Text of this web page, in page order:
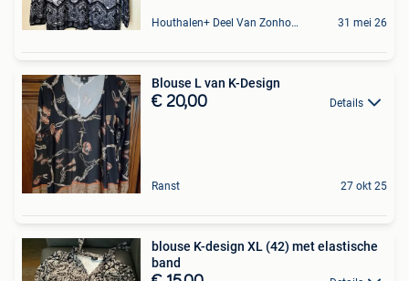
Houthalen+ Deel Van Zonhoven En Zolder 31 mei 26
Blouse L van K-Design
€ 20,00 Details
Ranst 27 okt 25
blouse K-design XL (42) met elastische
band